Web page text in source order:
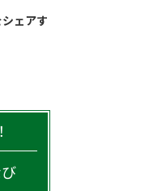
ェアす